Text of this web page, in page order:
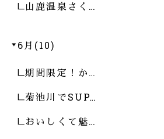
山鹿温泉さく…
6月(10)
期間限定！か…
菊池川でSUP…
おいしくて魅…